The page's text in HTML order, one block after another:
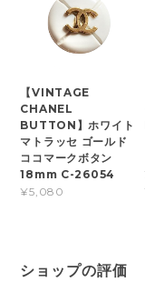
【VINTAGE
CHANEL
BUTTON】ホワイト
マトラッセ ゴールド
ココマークボタン
18mm C-26054
¥5,080
ショップの評価